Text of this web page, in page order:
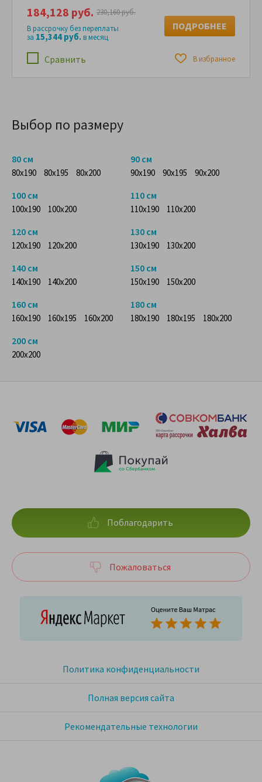
Сравнить В избранное
184,128 руб. 230,160 руб.
В рассрочку без переплаты
за 15,344 руб.в месяц
ПОДРОБНЕЕ
Выбор по размеру
80 см
80x190 80x195 80x200
90 см
90x190 90x195 90x200
100 см
100x190 100x200
110 см
110x190 110x200
120 см
120x190 120x200
130 см
130x190 130x200
140 см
140x190 140x200
150 см
150x190 150x200
160 см
160x190 160x195 160x200
180 см
180x190 180x195 180x200
200 см
200x200
Политика конфиденциальности
Полная версия сайта
Рекомендательные технологии
Поблагодарить
Пожаловаться